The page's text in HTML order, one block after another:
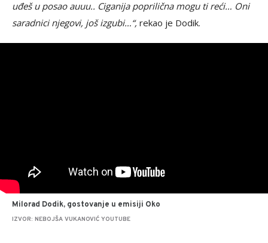
uđeš u posao auuu.. Ciganija poprilična mogu ti reći… Oni
saradnici njegovi, još izgubi…“, rekao je Dodik.
Milorad Dodik, gostovanje u emisiji Oko
IZVOR: NEBOJŠA VUKANOVIĆ YOUTUBE